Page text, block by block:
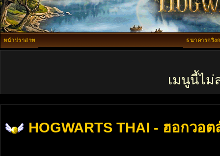
หน้าปราสาท ธนาคารกริง
เมนูนี้ไม่
HOGWARTS THAI - ฮอกวอต